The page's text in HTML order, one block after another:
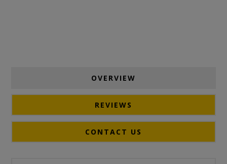
OVERVIEW
REVIEWS
CONTACT US